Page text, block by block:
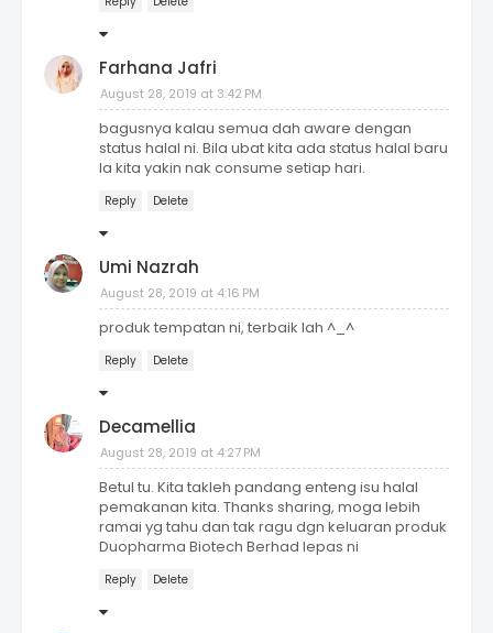
Farhana Jafri
August 28, 2019 at 3:42 PM
bagusnya kalau semua dah aware dengan
status halal ni. Bila ubat kita ada status halal baru
la kita yakin nak consume setiap hari.
Reply Delete
Umi Nazrah
August 28, 2019 at 4:16 PM
produk tempatan ni, terbaik lah ^_^
Reply Delete
Decamellia
August 28, 2019 at 4:27 PM
Betul tu. Kita takleh pandang enteng isu halal
pemakanan kita. Thanks sharing, moga lebih
ramai yg tahu dan tak ragu dgn keluaran produk
Duopharma Biotech Berhad lepas ni
Reply Delete